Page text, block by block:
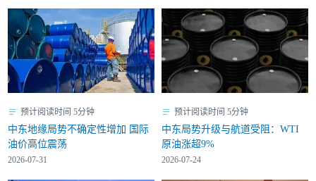
预计阅读时间 5分钟
中东地缘局势不确定性增加 国际
油价高位震荡
2026-07-31
预计阅读时间 5分钟
中东局势升级与航道受阻：WTI
原油涨超9%
2026-07-24